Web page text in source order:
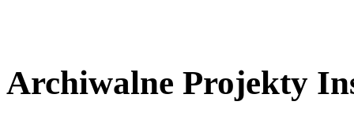
Archiwalne Projekty